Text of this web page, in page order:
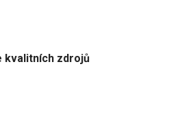
kvalitních zdrojů